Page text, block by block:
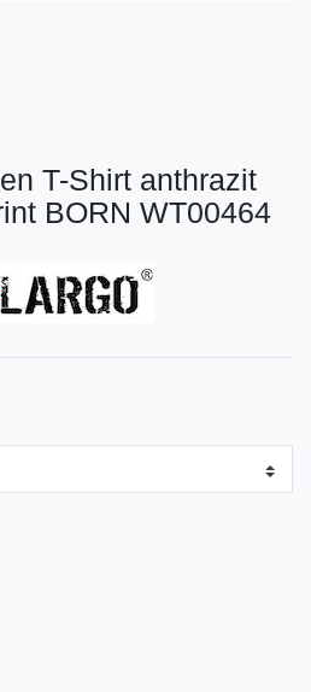
T-Shirt anthrazit
BORN WT00464